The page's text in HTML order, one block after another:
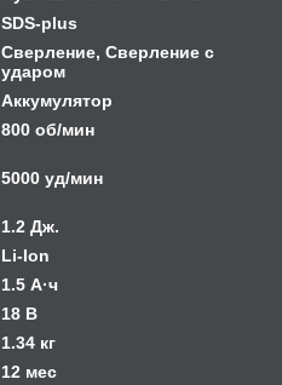
SDS-plus
Сверление, Сверление с
ударом
Аккумулятор
800 об/мин
5000 уд/мин
1.2 Дж.
Li-Ion
1.5 А·ч
18 В
1.34 кг
12 мес